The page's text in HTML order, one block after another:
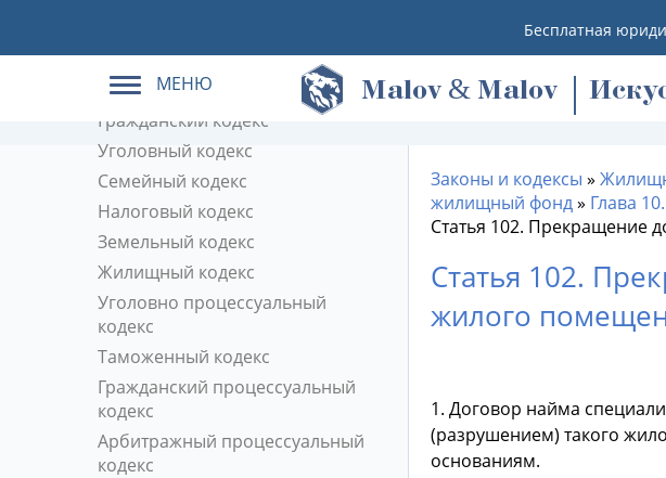
Бесплатная
МЕНЮ Malov & Malov
Трудовой кодекс
Гражданский кодекс
Уголовный кодекс
Семейный кодекс
Налоговый кодекс
Земельный кодекс
Жилищный кодекс
Уголовно процессуальный
кодекс
Таможенный кодекс
Гражданский процессуальный
кодекс
Арбитражный процессуальный
кодекс
Законы и кодексы »
жилищный фонд» Глава
Статья 102. Прекращение
Статья 102.
жилого
1. Договор найма
(разрушением) такого
основаниям.